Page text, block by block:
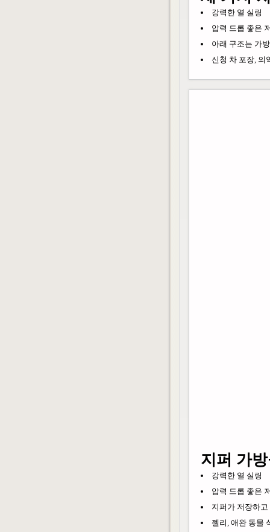
강력한 열 실링
압력 드롭 좋은
아래 구조는 가
신청 차 포장, 의
지퍼 가
강력한 열 실링
압력 드롭 좋은
지퍼가 저장하
젤리, 애완 동물